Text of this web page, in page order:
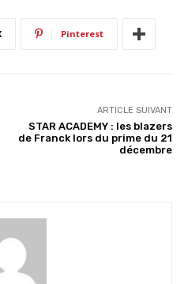
Pinterest
ARTICLE SUIVANT
STAR ACADEMY : les blazers
de Franck lors du prime du 21
décembre